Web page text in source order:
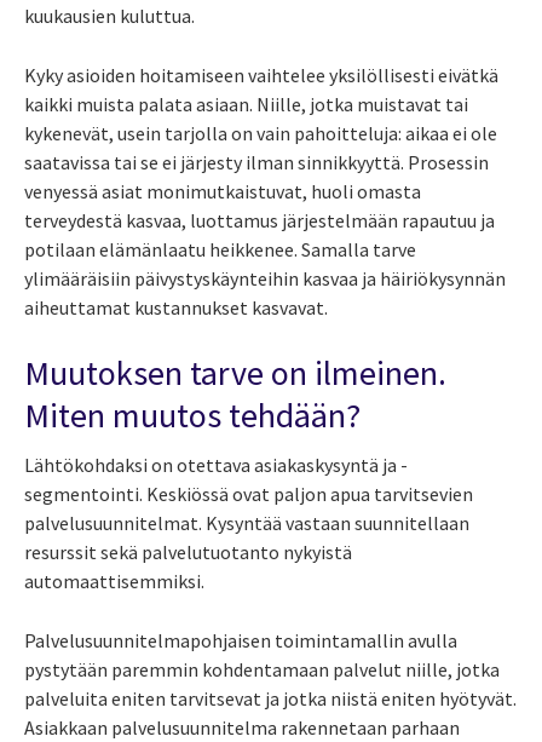
kuukausien kuluttua.
Kyky asioiden hoitamiseen vaihtelee yksilöllisesti eivätkä
kaikki muista palata asiaan. Niille, jotka muistavat tai
kykenevät, usein tarjolla on vain pahoitteluja: aikaa ei ole
saatavissa tai se ei järjesty ilman sinnikkyyttä. Prosessin
venyessä asiat monimutkaistuvat, huoli omasta
terveydestä kasvaa, luottamus järjestelmään rapautuu ja
potilaan elämänlaatu heikkenee. Samalla tarve
ylimääräisiin päivystyskäynteihin kasvaa ja häiriökysynnän
aiheuttamat kustannukset kasvavat.
Muutoksen tarve on ilmeinen.
Miten muutos tehdään?
Lähtökohdaksi on otettava asiakaskysyntä ja -
segmentointi. Keskiössä ovat paljon apua tarvitsevien
palvelusuunnitelmat. Kysyntää vastaan suunnitellaan
resurssit sekä palvelutuotanto nykyistä
automaattisemmiksi.
Palvelusuunnitelmapohjaisen toimintamallin avulla
pystytään paremmin kohdentamaan palvelut niille, jotka
palveluita eniten tarvitsevat ja jotka niistä eniten hyötyvät.
Asiakkaan palvelusuunnitelma rakennetaan parhaan